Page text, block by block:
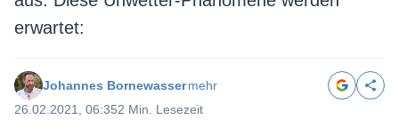
erwartet:
Johannes Bornewassermehr
26.02.2021, 06:352 Min. Lesezeit